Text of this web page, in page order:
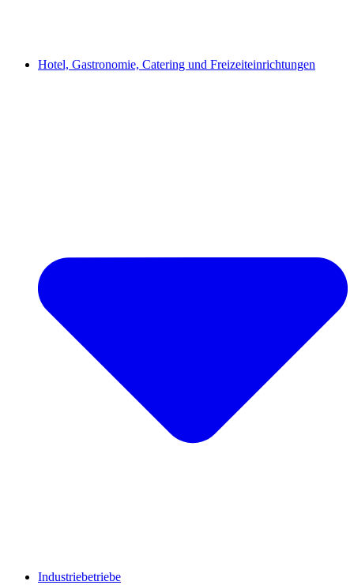
Hotel, Gastronomie, Catering und Freizeiteinrichtungen
Industriebetriebe